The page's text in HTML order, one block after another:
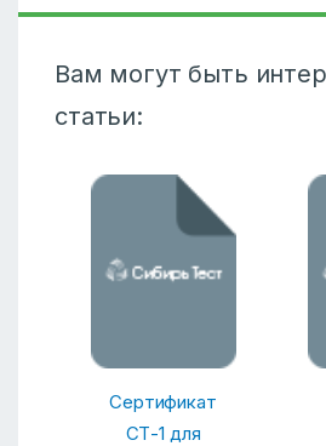
Вам могут быть
статьи:
Сертификат
СТ-1 для